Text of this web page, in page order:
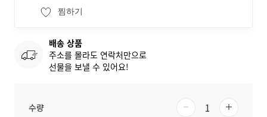
찜하기
배송 상품
주소를 몰라도 연락처만으로
선물을 보낼 수 있어요!
수량